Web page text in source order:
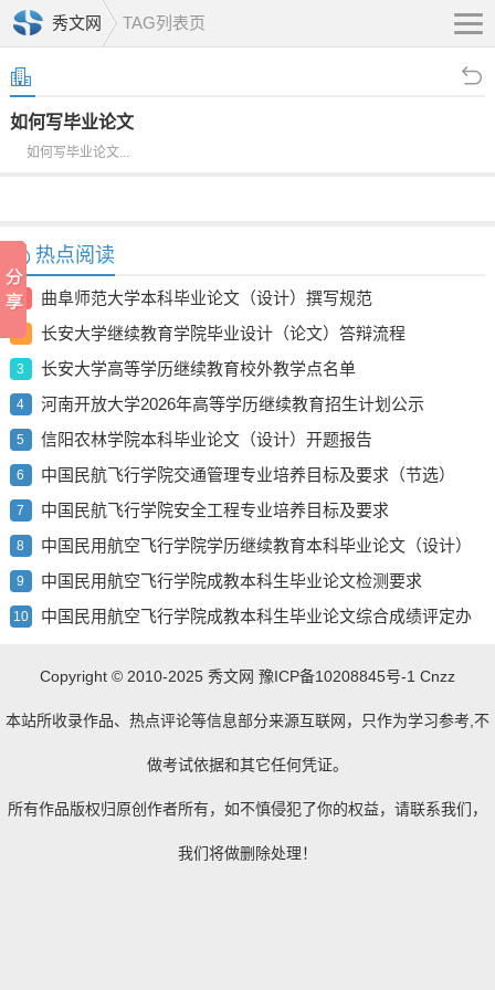
秀文网 TAG列表页
如何写毕业论文
如何写毕业论文...
热点阅读
1 曲阜师范大学本科毕业论文（设计）撰写规范
2 长安大学继续教育学院毕业设计（论文）答辩流程
3 长安大学高等学历继续教育校外教学点名单
4 河南开放大学2026年高等学历继续教育招生计划公示
5 信阳农林学院本科毕业论文（设计）开题报告
6 中国民航飞行学院交通管理专业培养目标及要求（节选）
7 中国民航飞行学院安全工程专业培养目标及要求
8
中国民用航空飞行学院学历继续教育本科毕业论文（设计）
使用 AI 工具的规定（试行）
9 中国民用航空飞行学院成教本科生毕业论文检测要求
10
中国民用航空飞行学院成教本科生毕业论文综合成绩评定办
Copyright © 2010-2025 秀文网 豫ICP备10208845号-1 Cnzz
本站所收录作品、热点评论等信息部分来源互联网，只作为学习参考,不
做考试依据和其它任何凭证。
所有作品版权归原创作者所有，如不慎侵犯了你的权益，请联系我们，
我们将做删除处理！